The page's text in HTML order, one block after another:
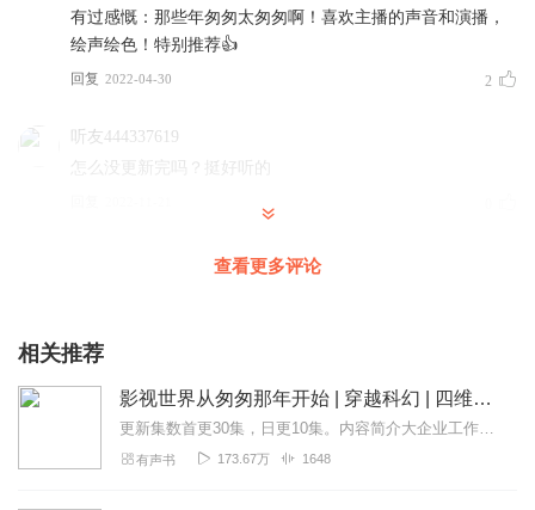
有过感慨：那些年匆匆太匆匆啊！喜欢主播的声音和演播，
绘声绘色！特别推荐👍
回复 2022-04-30 2
听友444337619
怎么没更新完吗？挺好听的
查看更多评论
相关推荐
影视世界从匆匆那年开始 | 穿越科幻 | 四维系统 | 爽文 【限免】
更新集数首更30集，日更10集。内容简介大企业工作的小主任王墨，人生平淡如水，过着行尸走肉般的生活，一眼看到头又没有希望的日子。一次偶然的机会被植入四维系统...
有声书 173.67万 1648